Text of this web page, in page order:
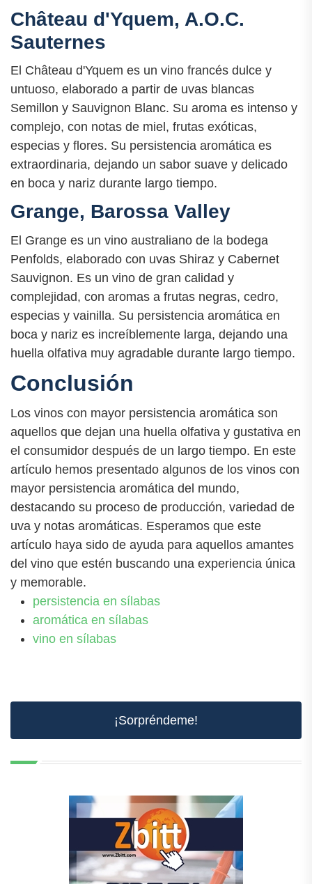
Château d'Yquem, A.O.C.
Sauternes
El Château d'Yquem es un vino francés dulce y
untuoso, elaborado a partir de uvas blancas
Semillon y Sauvignon Blanc. Su aroma es intenso y
complejo, con notas de miel, frutas exóticas,
especias y flores. Su persistencia aromática es
extraordinaria, dejando un sabor suave y delicado
en boca y nariz durante largo tiempo.
Grange, Barossa Valley
El Grange es un vino australiano de la bodega
Penfolds, elaborado con uvas Shiraz y Cabernet
Sauvignon. Es un vino de gran calidad y
complejidad, con aromas a frutas negras, cedro,
especias y vainilla. Su persistencia aromática en
boca y nariz es increíblemente larga, dejando una
huella olfativa muy agradable durante largo tiempo.
Conclusión
Los vinos con mayor persistencia aromática son
aquellos que dejan una huella olfativa y gustativa en
el consumidor después de un largo tiempo. En este
artículo hemos presentado algunos de los vinos con
mayor persistencia aromática del mundo,
destacando su proceso de producción, variedad de
uva y notas aromáticas. Esperamos que este
artículo haya sido de ayuda para aquellos amantes
del vino que estén buscando una experiencia única
y memorable.
persistencia en sílabas
aromática en sílabas
vino en sílabas
¡Sorpréndeme!